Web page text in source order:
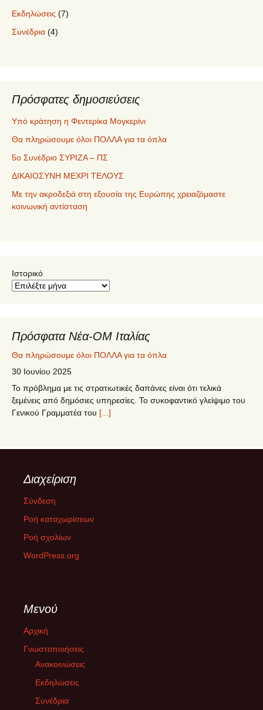
Εκδηλώσεις (7)
Συνέδρια (4)
Πρόσφατες δημοσιεύσεις
Υπό κράτηση η Φεντερίκα Μογκερίνι
Θα πληρώσουμε όλοι ΠΟΛΛΑ για τα όπλα
5ο Συνέδριο ΣΥΡΙΖΑ – ΠΣ
ΔΙΚΑΙΟΣΥΝΗ ΜΕΧΡΙ ΤΕΛΟΥΣ
Με την ακροδεξιά στη εξουσία της Ευρώπης χρειαζόμαστε
κοινωνική αντίσταση
Ιστορικό
Πρόσφατα Νέα-ΟΜ Ιταλίας
Θα πληρώσουμε όλοι ΠΟΛΛΑ για τα όπλα
30 Ιουνίου 2025
Το πρόβλημα με τις στρατιωτικές δαπάνες είναι ότι τελικά
ξεμένεις από δημόσιες υπηρεσίες. Το συκοφαντικό γλείψιμο του
Γενικού Γραμματέα του [...]
Το 5o Συνέδριο του ΣΥΡΙΖΑ-ΠΣ πραγματοποιήθηκε στις 12-15
Ιουνίου 2025 στο Δημοτικό Γυμναστήριο Περιστερίου. Η
ψηφοφορία για την εκλογή των 250
ΔΙΚΑΙΟΣΥΝΗ ΜΕΧΡΙ ΤΕΛΟΥΣ
26 Φεβρουαρίου 2025
Την Παρασκευή 28/02/2025 στην επέτειο μνήμης της τραγωδίας
Με την ακροδεξιά στη εξουσία της Ευρώπης χρειαζόμαστε
συντηρητικούς να συμμαχούν με το AfD στη Γερμανία και την
Μελόνι να[...]
Διαχείριση
Σύνδεση
Ροή καταχωρίσεων
Ροή σχολίων
WordPress.org
Μενού
Αρχική
Γνωστοποιήσεις
Ανακοινώσεις
Εκδηλώσεις
Συνέδρια